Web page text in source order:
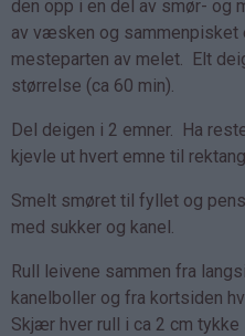
den opp i en del av smør- og
av væsken og sammenpisket
mesteparten av melet. Elt
størrelse (ca 60 min).
Del deigen i 2 emner. Ha
kjevle ut hvert emne til
Smelt smøret til fyllet og
med sukker og kanel.
Rull leivene sammen fra
kanelboller og fra kortsiden
Skjær hver rull i ca 2 cm tykke